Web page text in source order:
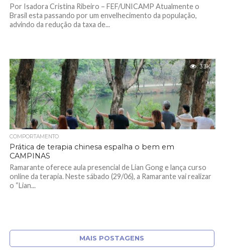
Por Isadora Cristina Ribeiro – FEF/UNICAMP Atualmente o
Brasil esta passando por um envelhecimento da população,
advindo da redução da taxa de...
3.3K
COMPORTAMENTO
Prática de terapia chinesa espalha o bem em
CAMPINAS
Ramarante oferece aula presencial de Lian Gong e lança curso
online da terapia. Neste sábado (29/06), a Ramarante vai realizar
o “Lian...
MAIS POSTAGENS